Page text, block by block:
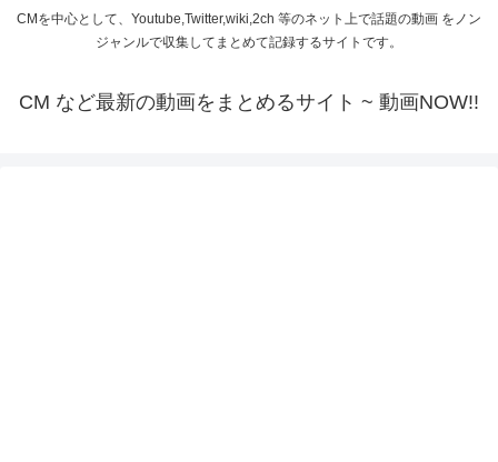
CMを中心として、Youtube,Twitter,wiki,2ch 等のネット上で話題の動画 をノン
ジャンルで収集してまとめて記録するサイトです。
CM など最新の動画をまとめるサイト ~ 動画NOW!!